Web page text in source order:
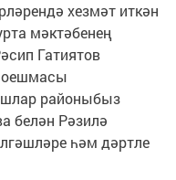
хезмәт иткән
мәктәбенең
Гатиятов
оешмасы
районыбыз
белән Рәзилә
һәм дәртле